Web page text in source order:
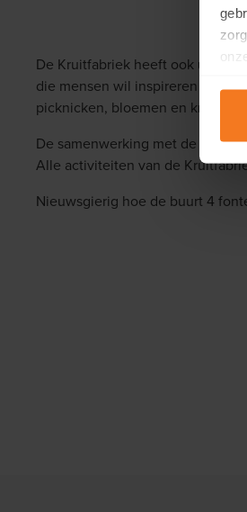
De Kruitfabriek heeft ook
die mensen wil inspireren om te
picknicken, bloemen en kruiden
De samenwerking met de
Alle activiteiten van de
Nieuwsgierig hoe de buurt 4